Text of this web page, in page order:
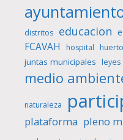
distritos educacion
FCAVAH hospital
juntas municipales
leyes
medio
naturaleza
plataforma pleno